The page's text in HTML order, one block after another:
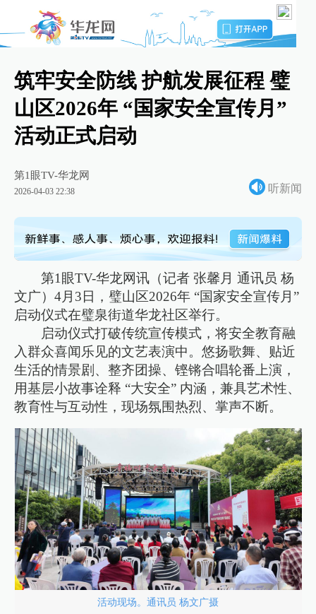
筑牢安全防线 护航发展征程 璧
山区2026年 “国家安全宣传月”
活动正式启动
第1眼TV-华龙网
2026-04-03 22:38 听新闻
第1眼TV-华龙网讯（记者 张馨月 通讯员 杨
文广）4月3日，璧山区2026年 “国家安全宣传月”
启动仪式在璧泉街道华龙社区举行。
启动仪式打破传统宣传模式，将安全教育融
入群众喜闻乐见的文艺表演中。悠扬歌舞、贴近
生活的情景剧、整齐团操、铿锵合唱轮番上演，
用基层小故事诠释 “大安全” 内涵，兼具艺术性、
教育性与互动性，现场氛围热烈、掌声不断。
活动现场。通讯员 杨文广摄